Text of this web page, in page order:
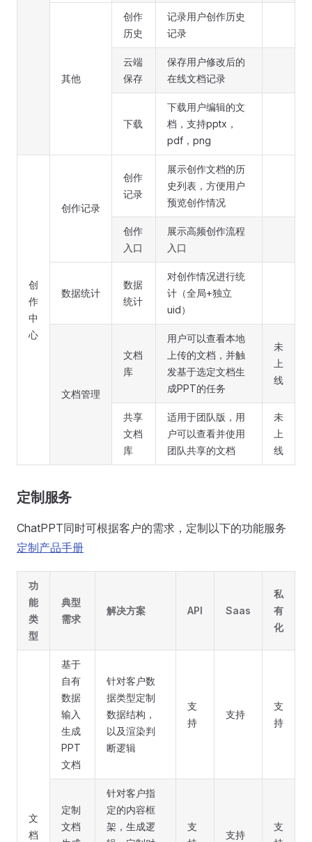
其他
创作
历史
记录用户创作历史
记录
云端
保存
保存用户修改后的
在线文档记录
下载
下载用户编辑的文
档，支持pptx，
pdf，png
创
作
中
心
创作记录
创作
记录
展示创作文档的历
史列表，方便用户
预览创作情况
创作
入口
展示高频创作流程
入口
数据统计
数据
统计
对创作情况进行统
计（全局+独立
uid）
文档管理
文档
库
用户可以查看本地
上传的文档，并触
发基于选定文档生
成PPT的任务
未
上
线
共享
文档
库
适用于团队版，用
户可以查看并使用
团队共享的文档
未
上
线
定制服务
ChatPPT同时可根据客户的需求，定制以下的功能服务
定制产品手册
功
能
类
型
典型
需求
解决方案 API Saas
私
有
化
文
档
基于
自有
数据
输入
生成
PPT
文档
针对客户数
据类型定制
数据结构，
以及渲染判
断逻辑
支
持
支持
支
持
定制
文档
针对客户指
定的内容框
架，生成逻
支
支持
支